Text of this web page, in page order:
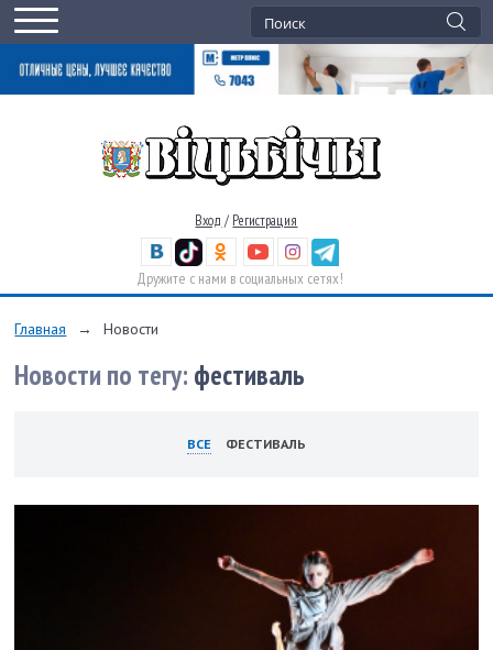
Вход / Регистрация
Дружите с нами в социальных сетях!
Главная → Новости
Новости по тегу: фестиваль
ВСЕ ФЕСТИВАЛЬ